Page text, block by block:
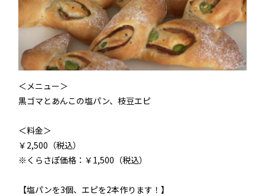
＜メニュー＞
黒ゴマとあんこの塩パン、枝豆エピ
＜料金＞
￥2,500（税込）
※くらさぽ価格：￥1,500（税込）
【塩パンを3個、エピを2本作ります！】